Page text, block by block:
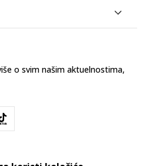
o svim našim aktuelnostima,